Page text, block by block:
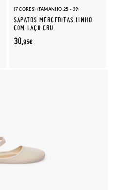
(7 CORES) (TAMANHO 25 - 39)
SAPATOS MERCEDITAS LINHO
COM LAÇO CRU
30,95€